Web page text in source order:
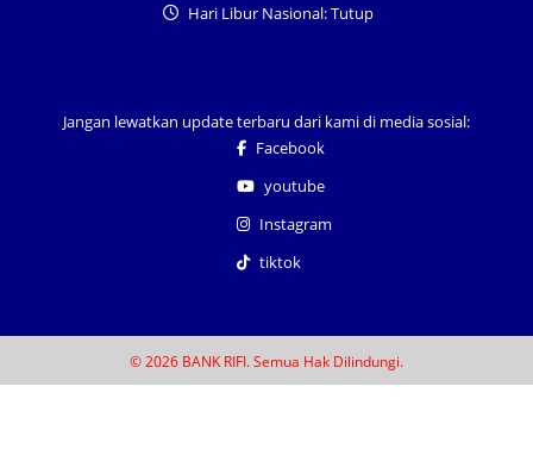
Hari Libur Nasional: Tutup
Jangan lewatkan update terbaru dari kami di media sosial:
Facebook
youtube
Instagram
tiktok
© 2026 BANK RIFI. Semua Hak Dilindungi.